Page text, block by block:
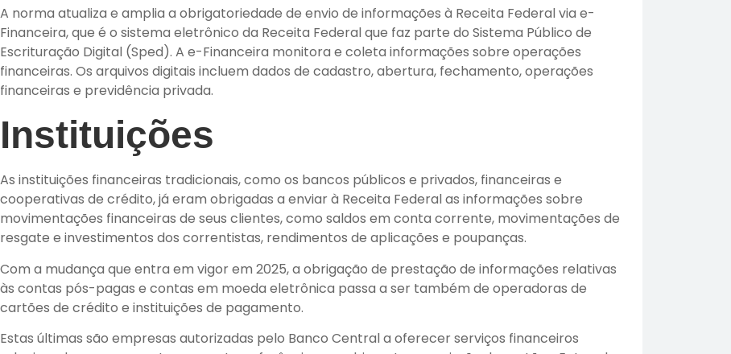
A norma atualiza e amplia a obrigatoriedade de envio de informações à Receita Federal via e-
Financeira, que é o sistema eletrônico da Receita Federal que faz parte do Sistema Público de
Escrituração Digital (Sped). A e-Financeira monitora e coleta informações sobre operações
financeiras. Os arquivos digitais incluem dados de cadastro, abertura, fechamento, operações
financeiras e previdência privada.
Instituições
As instituições financeiras tradicionais, como os bancos públicos e privados, financeiras e
cooperativas de crédito, já eram obrigadas a enviar à Receita Federal as informações sobre
movimentações financeiras de seus clientes, como saldos em conta corrente, movimentações de
resgate e investimentos dos correntistas, rendimentos de aplicações e poupanças.
Com a mudança que entra em vigor em 2025, a obrigação de prestação de informações relativas
às contas pós-pagas e contas em moeda eletrônica passa a ser também de operadoras de
cartões de crédito e instituições de pagamento.
Estas últimas são empresas autorizadas pelo Banco Central a oferecer serviços financeiros